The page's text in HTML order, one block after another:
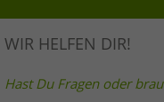
WIR HELFEN DIR!
Hast Du Fragen oder